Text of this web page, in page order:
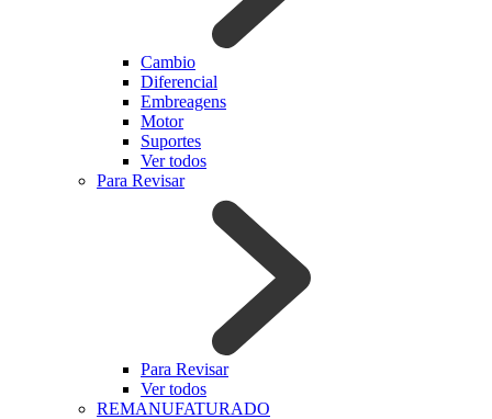
Cambio
Diferencial
Embreagens
Motor
Suportes
Ver todos
Para Revisar
Para Revisar
Ver todos
REMANUFATURADO